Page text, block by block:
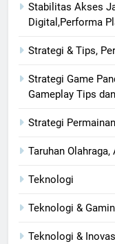
Stabilitas Akses
Digital,Performa
Strategi & Tips,
Strategi Game
Gameplay Tips
Strategi
Taruhan
Teknologi
Teknologi &
Teknologi &